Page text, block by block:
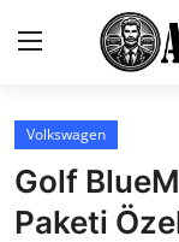
İletişim
Genel
Volkswagen
Golf
Paketi